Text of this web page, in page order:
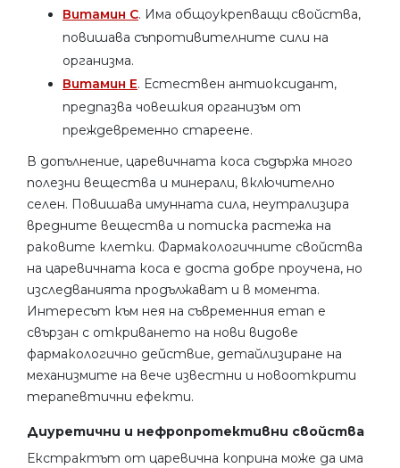
Витамин С. Има общоукрепващи свойства,
повишава съпротивителните сили на
организма.
Витамин Е. Естествен антиоксидант,
предпазва човешкия организъм от
преждевременно стареене.
В допълнение, царевичната коса съдържа много
полезни вещества и минерали, включително
селен. Повишава имунната сила, неутрализира
вредните вещества и потиска растежа на
раковите клетки. Фармакологичните свойства
на царевичната коса е доста добре проучена, но
изследванията продължават и в момента.
Интересът към нея на съвременния етап е
свързан с откриването на нови видове
фармакологично действие, детайлизиране на
механизмите на вече известни и новооткрити
терапевтични ефекти.
Диуретични и нефропротективни свойства
Екстрактът от царевична коприна може да има